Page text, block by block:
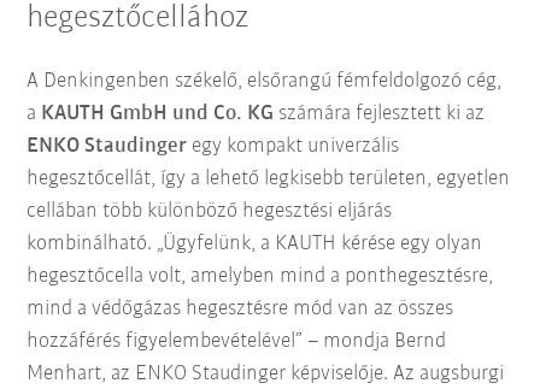
hegesztőcellához
A Denkingenben székelő, elsőrangú fémfeldolgozó cég,
a KAUTH GmbH und Co. KG számára fejlesztett ki az
ENKO Staudinger egy kompakt univerzális
hegesztőcellát, így a lehető legkisebb területen, egyetlen
cellában több különböző hegesztési eljárás
kombinálható. „Ügyfelünk, a KAUTH kérése egy olyan
hegesztőcella volt, amelyben mind a ponthegesztésre,
mind a védőgázas hegesztésre mód van az összes
hozzáférés figyelembevételével” – mondja Bernd
Menhart, az ENKO Staudinger képviselője. Az augsburgi